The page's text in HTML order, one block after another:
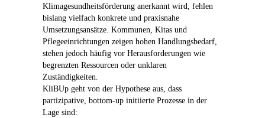
Klimagesundheitsförderung anerkannt wird, fehlen
bislang vielfach konkrete und praxisnahe
Umsetzungsansätze. Kommunen, Kitas und
Pflegeeinrichtungen zeigen hohen Handlungsbedarf,
stehen jedoch häufig vor Herausforderungen wie
begrenzten Ressourcen oder unklaren
Zuständigkeiten.
KliBUp geht von der Hypothese aus, dass
partizipative, bottom-up initiierte Prozesse in der
Lage sind: